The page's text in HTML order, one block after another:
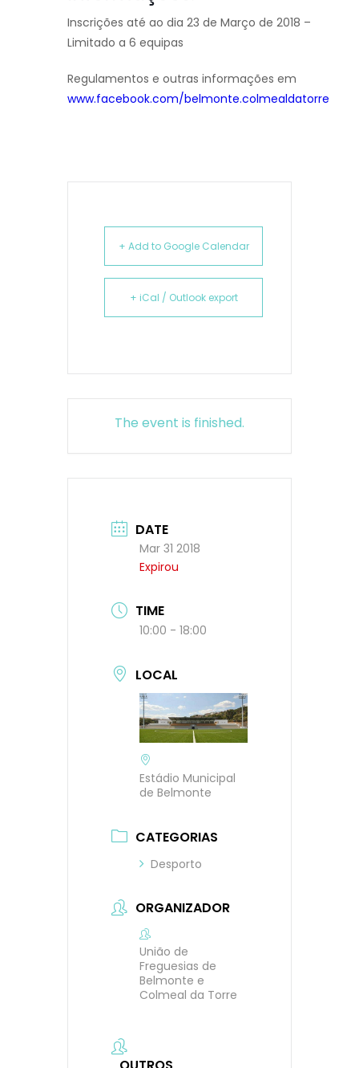
Inscrições até ao dia 23 de Março de 2018 –
Limitado a 6 equipas
Regulamentos e outras informações em
www.facebook.com/belmonte.colmealdatorre
+ Add to Google Calendar
+ iCal / Outlook export
The event is finished.
DATE
Mar 31 2018
Expirou
TIME
10:00 - 18:00
LOCAL
Estádio Municipal
de Belmonte
CATEGORIAS
Desporto
ORGANIZADOR
União de
Freguesias de
Belmonte e
Colmeal da Torre